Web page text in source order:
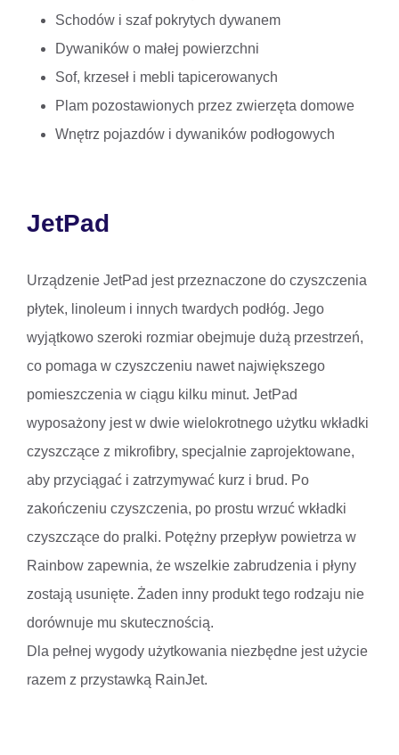
Schodów i szaf pokrytych dywanem
Dywaników o małej powierzchni
Sof, krzeseł i mebli tapicerowanych
Plam pozostawionych przez zwierzęta domowe
Wnętrz pojazdów i dywaników podłogowych
JetPad
Urządzenie JetPad jest przeznaczone do czyszczenia
płytek, linoleum i innych twardych podłóg. Jego
wyjątkowo szeroki rozmiar obejmuje dużą przestrzeń,
co pomaga w czyszczeniu nawet największego
pomieszczenia w ciągu kilku minut. JetPad
wyposażony jest w dwie wielokrotnego użytku wkładki
czyszczące z mikrofibry, specjalnie zaprojektowane,
aby przyciągać i zatrzymywać kurz i brud. Po
zakończeniu czyszczenia, po prostu wrzuć wkładki
czyszczące do pralki. Potężny przepływ powietrza w
Rainbow zapewnia, że wszelkie zabrudzenia i płyny
zostają usunięte. Żaden inny produkt tego rodzaju nie
dorównuje mu skutecznością.
Dla pełnej wygody użytkowania niezbędne jest użycie
razem z przystawką RainJet.